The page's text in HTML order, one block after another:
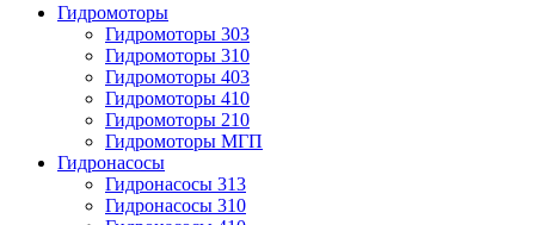
Гидромоторы
Гидромоторы 303
Гидромоторы 310
Гидромоторы 403
Гидромоторы 410
Гидромоторы 210
Гидромоторы МГП
Гидронасосы
Гидронасосы 313
Гидронасосы 310